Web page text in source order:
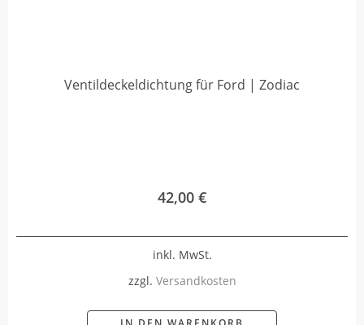
Ventildeckeldichtung für Ford | Zodiac
42,00 €
inkl. MwSt.
zzgl. Versandkosten